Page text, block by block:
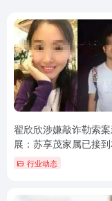
翟欣欣涉嫌敲诈勒索
展：苏享茂家属已接
日开庭通知
行业动态